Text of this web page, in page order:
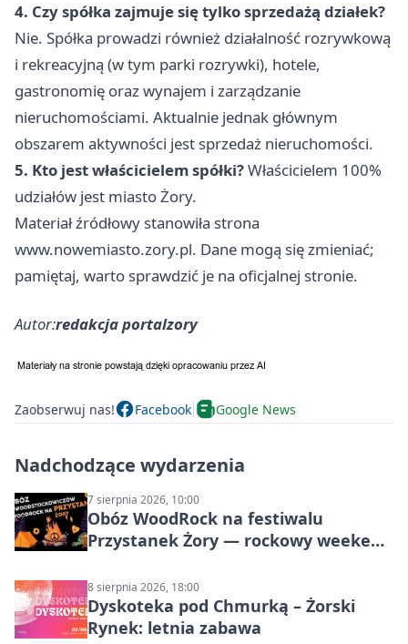
4. Czy spółka zajmuje się tylko sprzedażą działek?
Nie. Spółka prowadzi również działalność rozrywkową
i rekreacyjną (w tym parki rozrywki), hotele,
gastronomię oraz wynajem i zarządzanie
nieruchomościami. Aktualnie jednak głównym
obszarem aktywności jest sprzedaż nieruchomości.
5. Kto jest właścicielem spółki?Właścicielem 100%
udziałów jest miasto Żory.
Materiał źródłowy stanowiła strona
www.nowemiasto.zory.pl. Dane mogą się zmieniać;
pamiętaj, warto sprawdzić je na oficjalnej stronie.
Autor:redakcja portalzory
Zaobserwuj nas! Facebook Google News
Nadchodzące wydarzenia
7 sierpnia 2026, 10:00
Obóz WoodRock na festiwalu
Przystanek Żory — rockowy weekend
8 sierpnia 2026, 18:00
Dyskoteka pod Chmurką – Żorski
Rynek: letnia zabawa